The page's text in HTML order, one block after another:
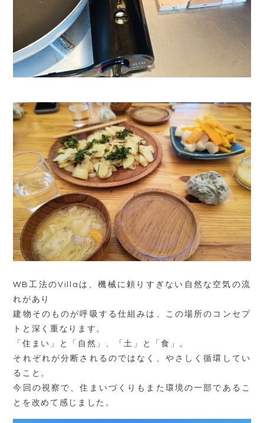
WB工法のVillaは、機械に頼りすぎない自然な空気の流
れがあり
建物そのものが呼吸する仕組みは、この場所のコンセプ
トと深く重なります。
「住まい」と「自然」、「土」と「食」。
それぞれが分断されるのではなく、やさしく循環してい
ること。
今回の視察で、住まいづくりもまた環境の一部であるこ
とを改めて感じました。